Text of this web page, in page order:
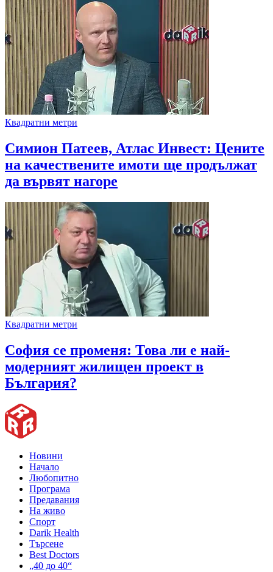
Квадратни метри
Симион Патеев, Атлас Инвест: Цените
на качествените имоти ще продължат
да вървят нагоре
Квадратни метри
София се променя: Това ли е най-
модерният жилищен проект в
България?
Новини
Начало
Любопитно
Програма
Предавания
На живо
Спорт
Darik Health
Търсене
Best Doctors
„40 до 40“